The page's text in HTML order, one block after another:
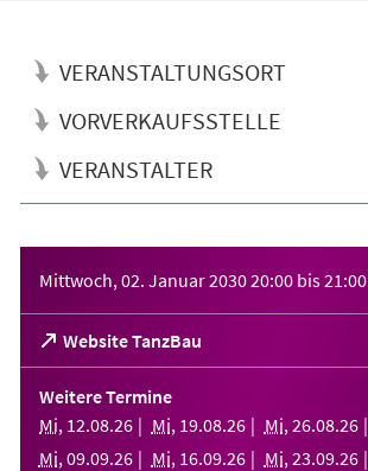
VERANSTALTUNGSORT
VORVERKAUFSSTELLE
VERANSTALTER
Mittwoch, 02. Januar 203020:00 bis21:00
Website TanzBau
(Öffnet
in
einem
neuen
Tab)
Weitere Termine
Mi, 12.08.26 Mi, 19.08.26 Mi, 26.08.26
Mi, 09.09.26 Mi, 16.09.26 Mi, 23.09.26